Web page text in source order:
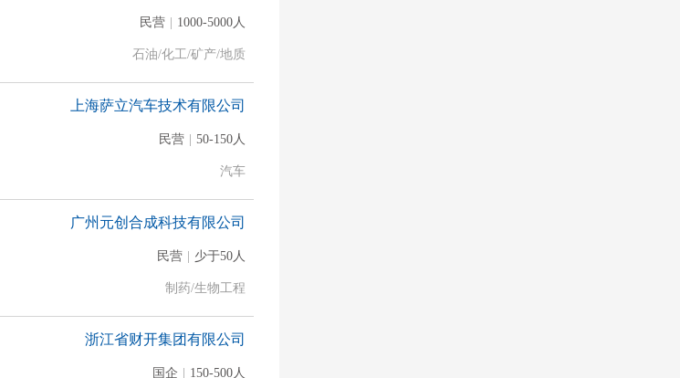
民营 1000-5000人
石油/化工/矿产/地质
上海萨立汽车技术有限公司
民营 50-150人
汽车
广州元创合成科技有限公司
民营 少于50人
制药/生物工程
浙江省财开集团有限公司
国企 150-500人